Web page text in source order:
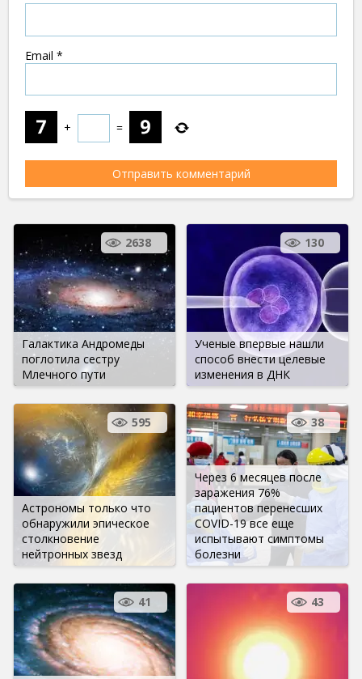
Email *
+ =
Галактика Андромеды
поглотила сестру
Млечного пути
2638
Ученые впервые нашли
способ внести целевые
изменения в ДНК
130
Астрономы только что
обнаружили эпическое
столкновение
нейтронных звезд
595
Через 6 месяцев после
заражения 76%
пациентов перенесших
COVID-19 все еще
испытывают симптомы
болезни
38
41 43